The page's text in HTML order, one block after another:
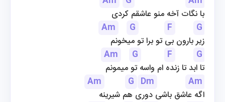
با نگات آخه منو عاشقم کردی
Am
G F
G
زیر بارون بی تو برا تو میخونم
Am
G F
G
تا ابد تا زنده ام واسه تو میمونم
Am
G Dm
Am
اگه عاشق باشی دوری هم شیرینه